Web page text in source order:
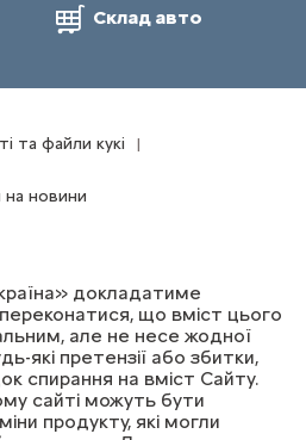
Склад авто
та файли кукі
на новини
докладатиме
що вміст цього
але не несе жодної
які претензії або збитки,
спирання на вміст Сайту.
сайті можуть бути
продукту, які могли